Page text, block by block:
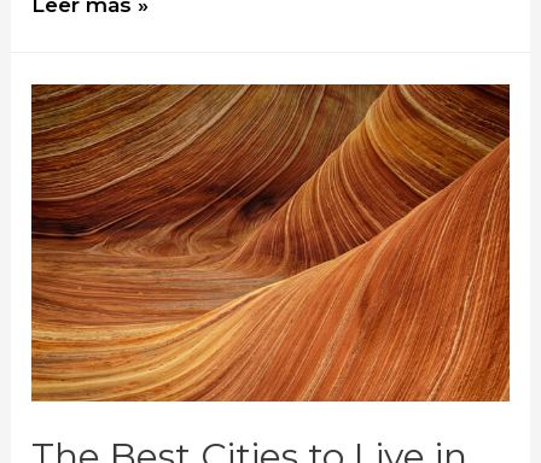
Yourself
for
the
Perfect
Vacation